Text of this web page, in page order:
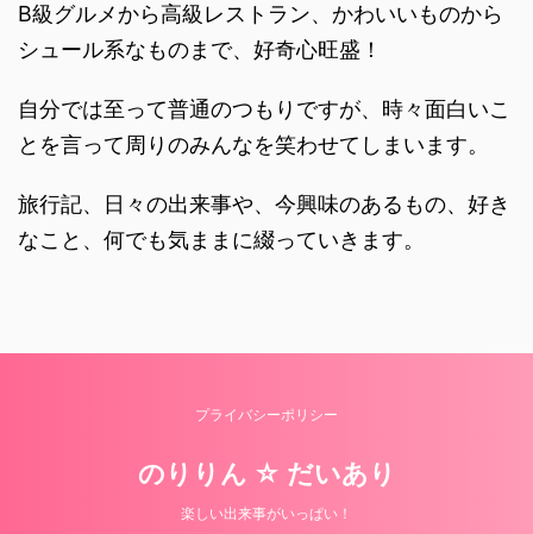
B級グルメから高級レストラン、かわいいものから
シュール系なものまで、好奇心旺盛！
自分では至って普通のつもりですが、時々面白いこ
とを言って周りのみんなを笑わせてしまいます。
旅行記、日々の出来事や、今興味のあるもの、好き
なこと、何でも気ままに綴っていきます。
プライバシーポリシー
のりりん ☆ だいあり
楽しい出来事がいっぱい！